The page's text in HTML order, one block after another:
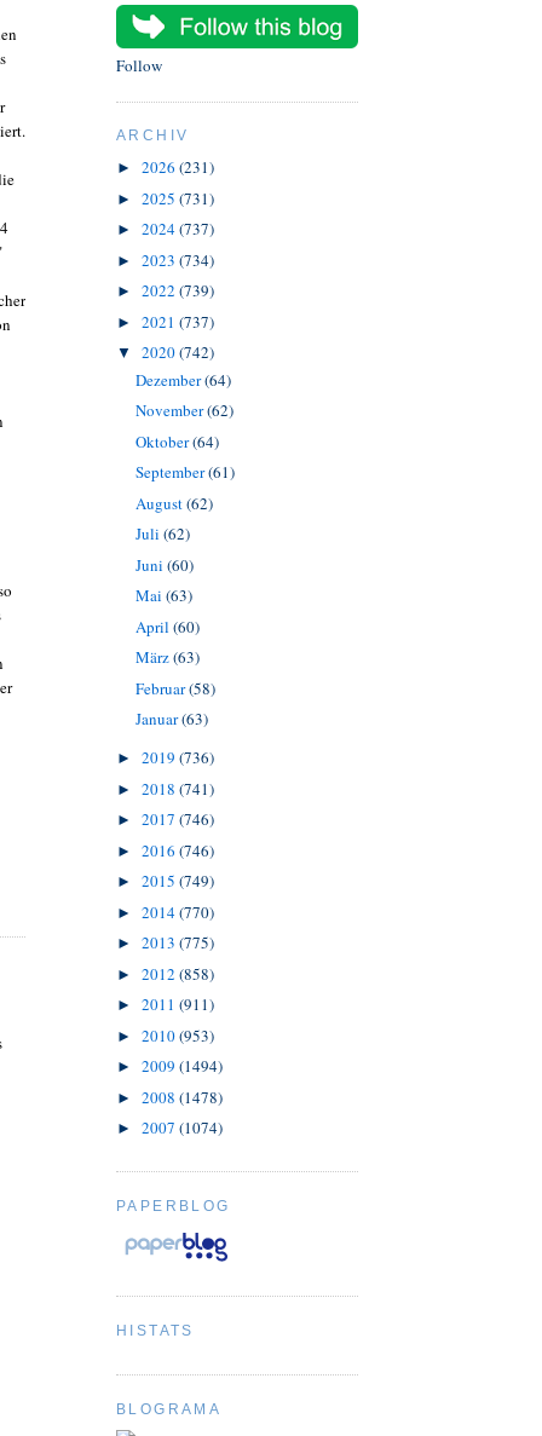
Follow
ARCHIV
► 2026 (231)
► 2025 (731)
► 2024(737)
► 2023 (734)
► 2022 (739)
► 2021 (737)
▼ 2020(742)
Dezember(64)
November(62)
Oktober(64)
September(61)
August(62)
Juli (62)
Juni (60)
Mai (63)
April (60)
März(63)
Februar(58)
Januar(63)
► 2019 (736)
► 2018 (741)
► 2017 (746)
► 2016 (746)
► 2015 (749)
► 2014(770)
► 2013 (775)
► 2012 (858)
► 2011 (911)
► 2010(953)
► 2009 (1494)
► 2008 (1478)
► 2007 (1074)
PAPERBLOG
HISTATS
BLOGRAMA